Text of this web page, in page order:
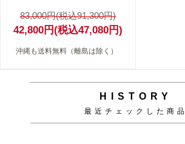
83,000円(税込91,300円)
42,800円(税込47,080円)
沖縄も送料無料（離島は除く）
HISTORY
最近チェックした商品